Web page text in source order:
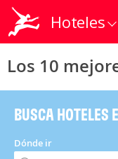
Hoteles
Los 10
BUSCA HOTELES
Dónde ir